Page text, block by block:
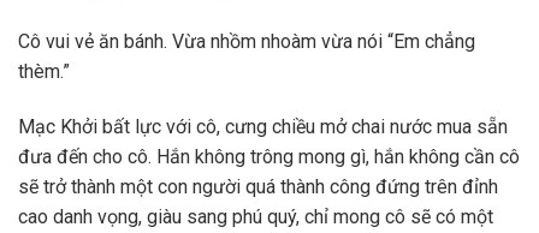
Cô vui vẻ ăn bánh. Vừa nhồm nhoàm vừa nói “Em chẳng
thèm.”
Mạc Khởi bất lực với cô, cưng chiều mở chai nước mua sẵn
đưa đến cho cô. Hắn không trông mong gì, hắn không cần cô
sẽ trở thành một con người quá thành công đứng trên đỉnh
cao danh vọng, giàu sang phú quý, chỉ mong cô sẽ có một